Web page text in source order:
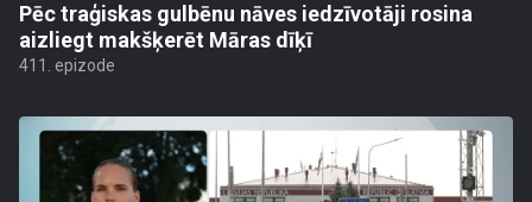
Pēc traģiskas gulbēnu nāves iedzīvotāji rosina
aizliegt makšķerēt Māras dīķī
411. epizode